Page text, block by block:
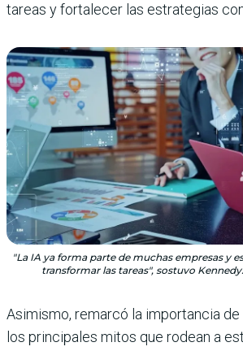
tareas y fortalecer las estrategias
"La IA ya forma parte de muchas empresas y
transformar las tareas", sostuvo
Asimismo, remarcó la importancia
los principales mitos que rodean a